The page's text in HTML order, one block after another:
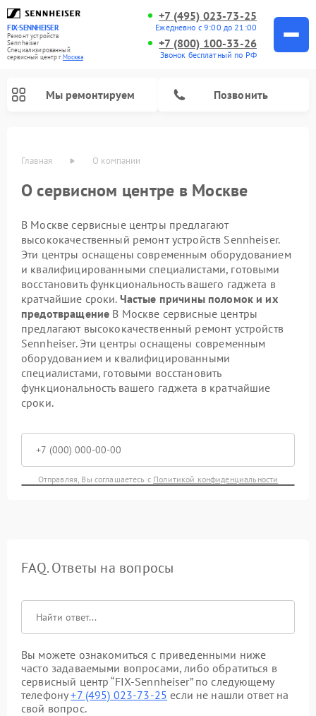
FIX-SENNHEISER
Ремонт устройств
Sennheiser
Специализированный
cервисный центр г.Москва
+7 (495) 023-73-25
Ежедневно с 9:00 до 21:00
+7 (800) 100-33-26
Звонок бесплатный по РФ
Мы ремонтируем Позвонить
Главная О компании
О сервисном центре в Москве
В Москве сервисные центры предлагают
высококачественный ремонт устройств Sennheiser.
Эти центры оснащены современным оборудованием
и квалифицированными специалистами, готовыми
восстановить функциональность вашего гаджета в
кратчайшие сроки. Частые причины поломок и их
предотвращение В Москве сервисные центры
предлагают высококачественный ремонт устройств
Sennheiser. Эти центры оснащены современным
оборудованием и квалифицированными
специалистами, готовыми восстановить
функциональность вашего гаджета в кратчайшие
сроки.
Отправляя, Вы соглашаетесь с Политикой конфиденциальности
FAQ. Ответы на вопросы
Вы можете ознакомиться с приведенными ниже
часто задаваемыми вопросами, либо обратиться в
сервисный центр “FIX-Sennheiser” по следующему
телефону+7 (495) 023-73-25 если не нашли ответ на
свой вопрос.